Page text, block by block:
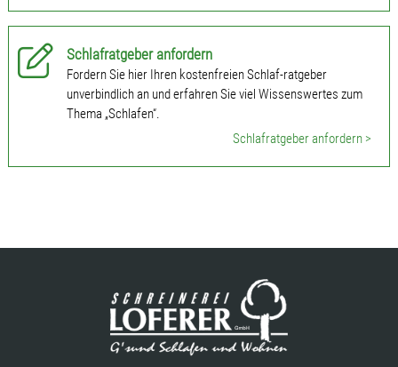
Schlafratgeber anfordern
Fordern Sie hier Ihren kostenfreien Schlaf-ratgeber
unverbindlich an und erfahren Sie viel Wissenswertes zum
Thema „Schlafen“.
Schlafratgeber anfordern >